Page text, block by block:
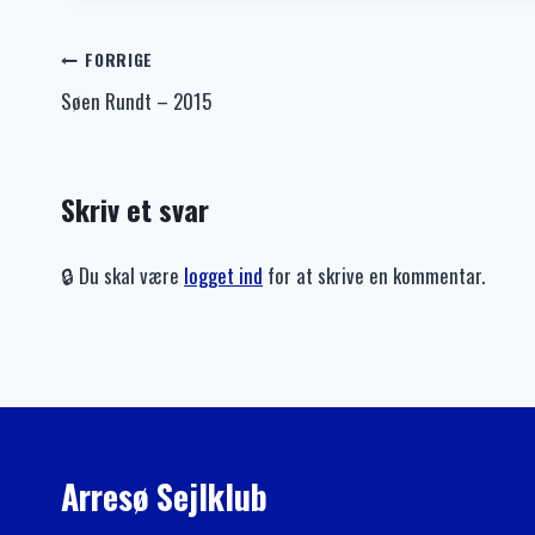
Indlægsnavigation
FORRIGE
Søen Rundt – 2015
Skriv et svar
🔒 Du skal være logget ind for at skrive en kommentar.
Arresø Sejlklub